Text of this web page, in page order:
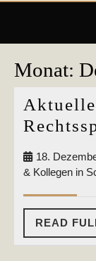
Monat:
18.
& Kollegen in
READ